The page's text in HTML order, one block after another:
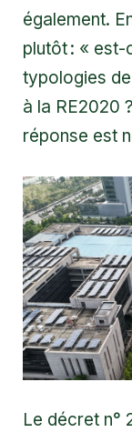
également.
plutôt : « est-
typologies
à la RE2020
réponse est
Le décret n°